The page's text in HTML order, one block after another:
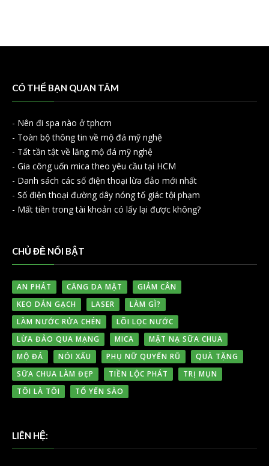
CÓ THỂ BẠN QUAN TÂM
- Nên đi spa nào ở tphcm
- Toàn bộ thông tin về mộ đá mỹ nghệ
- Tất tần tật về lăng mộ đá mỹ nghệ
- Gia công uốn mica theo yêu cầu tại HCM
- Danh sách các số điện thoại lừa đảo mới nhất
- Số điện thoại đường dây nóng tố giác tội phạm
- Mất tiền trong tài khoản có lấy lại được không?
CHỦ ĐỀ NỔI BẬT
AN PHÁT CĂNG DA MẶT
GIẢM CÂN
KEO DÁN GẠCH
LASER
LÀM GÌ?
LÀM NƯỚC RỬA CHÉN
LÕI LỌC NƯỚC
LỪA ĐẢO QUA MẠNG
MICA
MẶT NẠ SỮA CHUA
MỘ ĐÁ
NÓI XẤU PHỤ NỮ QUYẾN RŨ
QUÀ TẶNG
SỮA CHUA LÀM ĐẸP
TIỀN LỘC PHÁT
TRỊ MỤN
TÔI LÀ TÔI
TỔ YẾN SÀO
LIÊN HỆ: